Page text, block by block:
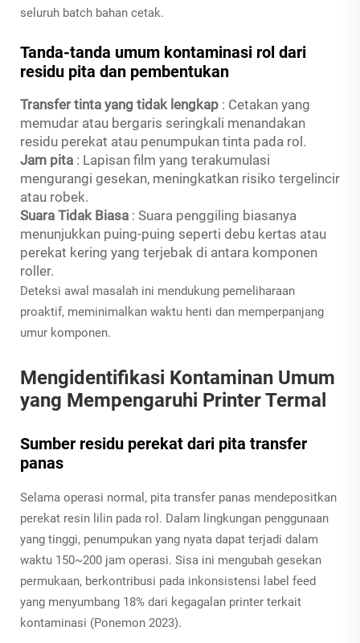
seluruh batch bahan cetak.
Tanda-tanda umum kontaminasi rol dari
residu pita dan pembentukan
Transfer tinta yang tidak lengkap : Cetakan yang
memudar atau bergaris seringkali menandakan
residu perekat atau penumpukan tinta pada rol.
Jam pita : Lapisan film yang terakumulasi
mengurangi gesekan, meningkatkan risiko tergelincir
atau robek.
Suara Tidak Biasa : Suara penggiling biasanya
menunjukkan puing-puing seperti debu kertas atau
perekat kering yang terjebak di antara komponen
roller.
Deteksi awal masalah ini mendukung pemeliharaan
proaktif, meminimalkan waktu henti dan memperpanjang
umur komponen.
Mengidentifikasi Kontaminan Umum
yang Mempengaruhi Printer Termal
Sumber residu perekat dari pita transfer
panas
Selama operasi normal, pita transfer panas mendepositkan
perekat resin lilin pada rol. Dalam lingkungan penggunaan
yang tinggi, penumpukan yang nyata dapat terjadi dalam
waktu 150~200 jam operasi. Sisa ini mengubah gesekan
permukaan, berkontribusi pada inkonsistensi label feed
yang menyumbang 18% dari kegagalan printer terkait
kontaminasi (Ponemon 2023).